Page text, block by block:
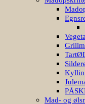
Mad- og